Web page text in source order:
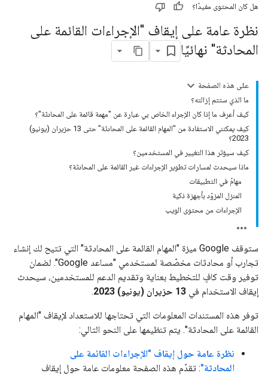
هل كان المحتوى مفيدًا؟
نظرة عامة على إيقاف "الإجراءات القائمة على
المحادثة" نهائيًا
على هذه الصفحة
ما الذي ستتم إزالته؟
كيف أعرف ما إذا كان الإجراء الخاص بي عبارة عن "مهمة قائمة على المحادثة"؟
كيف يمكنني الاستفادة من "المهام القائمة على المحادثة" حتى 13 حزيران (يونيو)
2023؟
كيف سيؤثر هذا التغيير في المستخدمين؟
ماذا سيحدث لمسارات تطوير الإجراءات غير القائمة على المحادثة؟
مهامّ في التطبيقات
المنزل المزوّد بأجهزة ذكية
الإجراءات من محتوى الويب
ستوقف Google ميزة "المهام القائمة على المحادثة" التي تتيح لك إنشاء
تجارب أو محادثات مخصّصة لمستخدمي "مساعد Google". لضمان
توفير وقت كافٍ للتخطيط بعناية وتقديم الدعم للمستخدمين، سيحدث
إيقاف الاستخدام في 13 حزيران (يونيو) 2023 .
توفر هذه المستندات المعلومات التي تحتاجها للاستعداد لإيقاف "المهام
القائمة على المحادثة". يتم تنظيمها على النحو التالي:
نظرة عامة حول إيقاف "الإجراءات القائمة على
المحادثة": تقدّم هذه الصفحة معلومات عامة حول إيقاف